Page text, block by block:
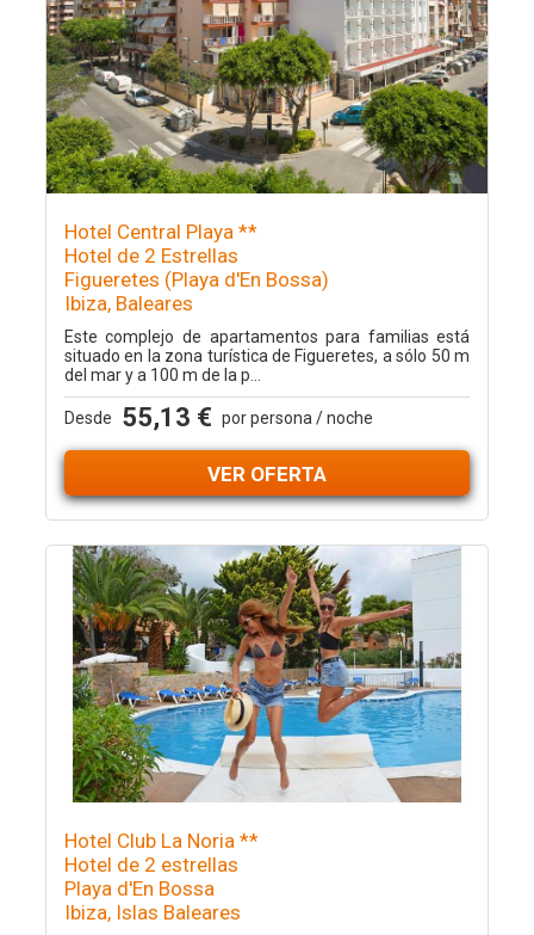
Hotel Central Playa **
Hotel de 2 Estrellas
Figueretes (Playa d'En Bossa)
Ibiza, Baleares
Este complejo de apartamentos para familias está
situado en la zona turística de Figueretes, a sólo 50 m
del mar y a 100 m de la p...
Desde 55,13 € por persona / noche
VER OFERTA
Hotel Club La Noria **
Hotel de 2 estrellas
Playa d'En Bossa
Ibiza, Islas Baleares